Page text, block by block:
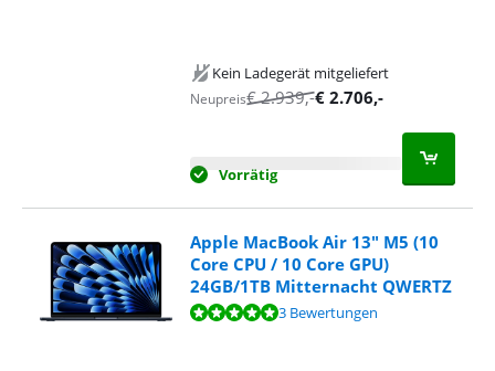
Kein Ladegerät mitgeliefert
Neupreis€2.939,-€ 2.706,-
Vorrätig
Apple MacBook Air 13" M5 (10
Core CPU / 10 Core GPU)
24GB/1TB Mitternacht QWERTZ
Bewertet mit 9,7 von 10, basierend auf 3 Bewertungen.
3 Bewertungen